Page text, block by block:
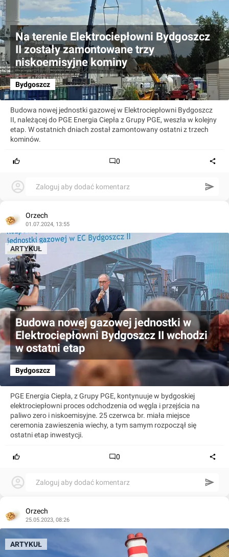
Na terenie Elektrociepłowni Bydgoszcz
II zostały zamontowane trzy
niskoemisyjne kominy
Bydgoszcz
Budowa nowej jednostki gazowej w Elektrociepłowni Bydgoszcz
II, należącej do PGE Energia Ciepła z Grupy PGE, weszła w kolejny
etap. W ostatnich dniach został zamontowany ostatni z trzech
kominów.
0
Zaloguj aby dodać komentarz
Orzech
01.07.2024, 13:55
Budowa nowej gazowej jednostki w
Elektrociepłowni Bydgoszcz II wchodzi
w ostatni etap
Bydgoszcz
ARTYKUŁ
PGE Energia Ciepła, z Grupy PGE, kontynuuje w bydgoskiej
elektrociepłowni proces odchodzenia od węgla i przejścia na
paliwo zero i niskoemisyjne. 25 czerwca br. miała miejsce
ceremonia zawieszenia wiechy, a tym samym rozpoczął się
ostatni etap inwestycji.
0
Zaloguj aby dodać komentarz
Orzech
25.05.2023, 08:26
ARTYKUŁ